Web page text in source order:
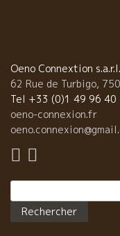
Oeno Connextion s.a.r.l.
62 Rue de Turbigo,
Tel +33 (0)1 49 96 40
oeno-connexion.fr